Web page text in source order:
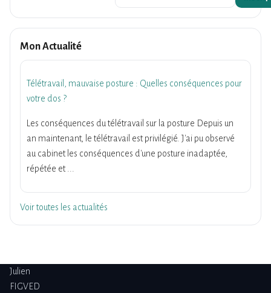
Mon Actualité
Télétravail, mauvaise posture : Quelles conséquences pour
votre dos ?
Les conséquences du télétravail sur la posture Depuis un
an maintenant, le télétravail est privilégié. J'ai pu observé
au cabinet les conséquences d'une posture inadaptée,
répétée et ...
Voir toutes les actualités
Julien
FIGVED